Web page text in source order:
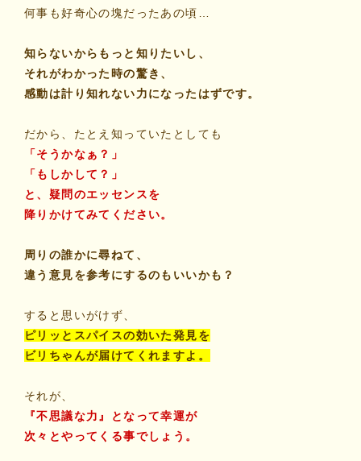
何事も好奇心の塊だったあの頃…
知らないからもっと知りたいし、
それがわかった時の驚き、
感動は計り知れない力になったはずです。
だから、たとえ知っていたとしても
「そうかなぁ？」
「もしかして？」
と、疑問のエッセンスを
降りかけてみてください。
周りの誰かに尋ねて、
違う意見を参考にするのもいいかも？
すると思いがけず、
ピリッとスパイスの効いた発見を
ビリちゃんが届けてくれますよ。
それが、
『不思議な力』となって幸運が
次々とやってくる事でしょう。